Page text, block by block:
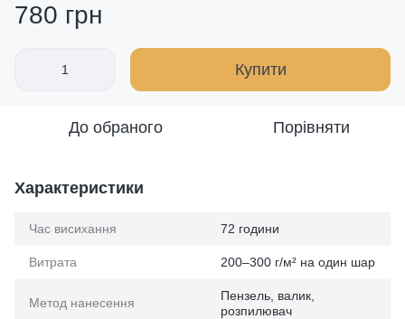
780 грн
Купити
До обраного Порівняти
Характеристики
Час висихання 72 години
Витрата 200–300 г/м² на один шар
Метод нанесення
Пензель, валик,
розпилювач